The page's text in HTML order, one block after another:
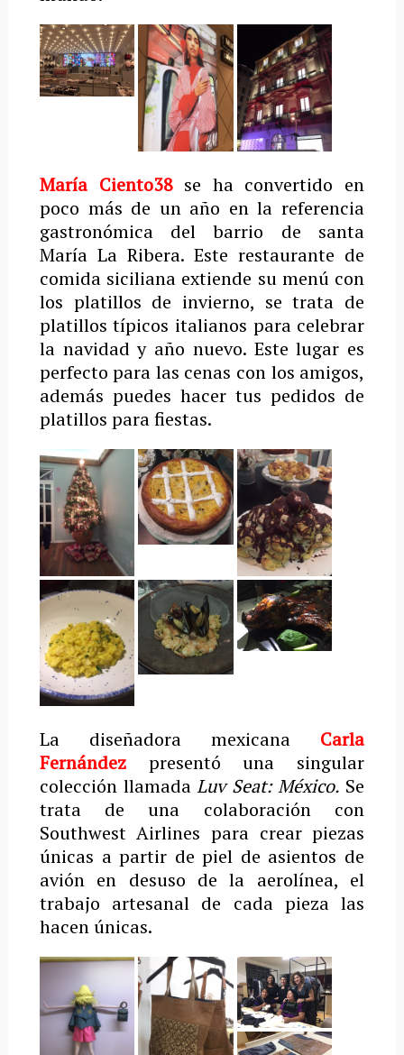
María Ciento38se ha convertido en
poco más de un año en la referencia
gastronómica del barrio de santa
María La Ribera. Este restaurante de
comida siciliana extiende su menú con
los platillos de invierno, se trata de
platillos típicos italianos para celebrar
la navidad y año nuevo. Este lugar es
perfecto para las cenas con los amigos,
además puedes hacer tus pedidos de
platillos para fiestas.
La diseñadora mexicana Carla
Fernándezpresentó una singular
colección llamadaLuv Seat: México. Se
trata de una colaboración con
Southwest Airlines para crear piezas
únicas a partir de piel de asientos de
avión en desuso de la aerolínea, el
trabajo artesanal de cada pieza las
hacen únicas.